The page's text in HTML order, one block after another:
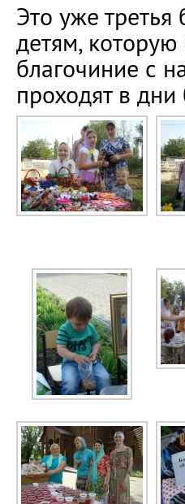
Это уже
детям,
благочиние с
проходят в